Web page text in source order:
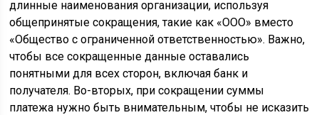
длинные наименования организации, используя
общепринятые сокращения, такие как «ООО» вместо
«Общество с ограниченной ответственностью». Важно,
чтобы все сокращенные данные оставались
понятными для всех сторон, включая банк и
получателя. Во-вторых, при сокращении суммы
платежа нужно быть внимательным, чтобы не исказить